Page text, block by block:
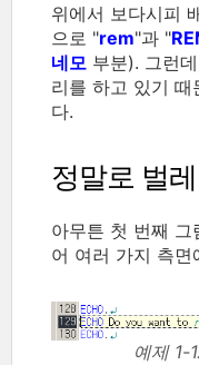
위에서 보다시피
으로 "rem"과 "
네모 부분). 그런
리를 하고 있기 때
다.
정말로 벌
아무튼 첫 번째 그
어 여러 가지 측면
예제 1-